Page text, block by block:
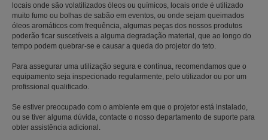
locais onde são volatilizados óleos ou químicos, locais onde é utilizado
muito fumo ou bolhas de sabão em eventos, ou onde sejam queimados
óleos aromáticos com frequência, algumas peças dos nossos produtos
poderão ficar suscetíveis a alguma degradação material, que ao longo do
tempo podem quebrar-se e causar a queda do projetor do teto.
Para assegurar uma utilização segura e contínua, recomendamos que o
equipamento seja inspecionado regularmente, pelo utilizador ou por um
profissional qualificado.
Se estiver preocupado com o ambiente em que o projetor está instalado,
ou se tiver alguma dúvida, contacte o nosso departamento de suporte para
obter assistência adicional.